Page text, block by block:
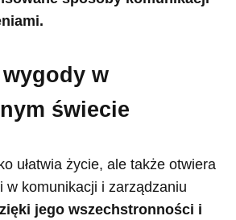
w
świecie
ułatwia życie, ale także otwiera
w komunikacji i zarządzaniu
jego wszechstronności i